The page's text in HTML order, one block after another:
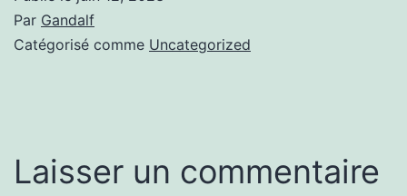
Par Gandalf
Catégorisé comme Uncategorized
Laisser un commentaire